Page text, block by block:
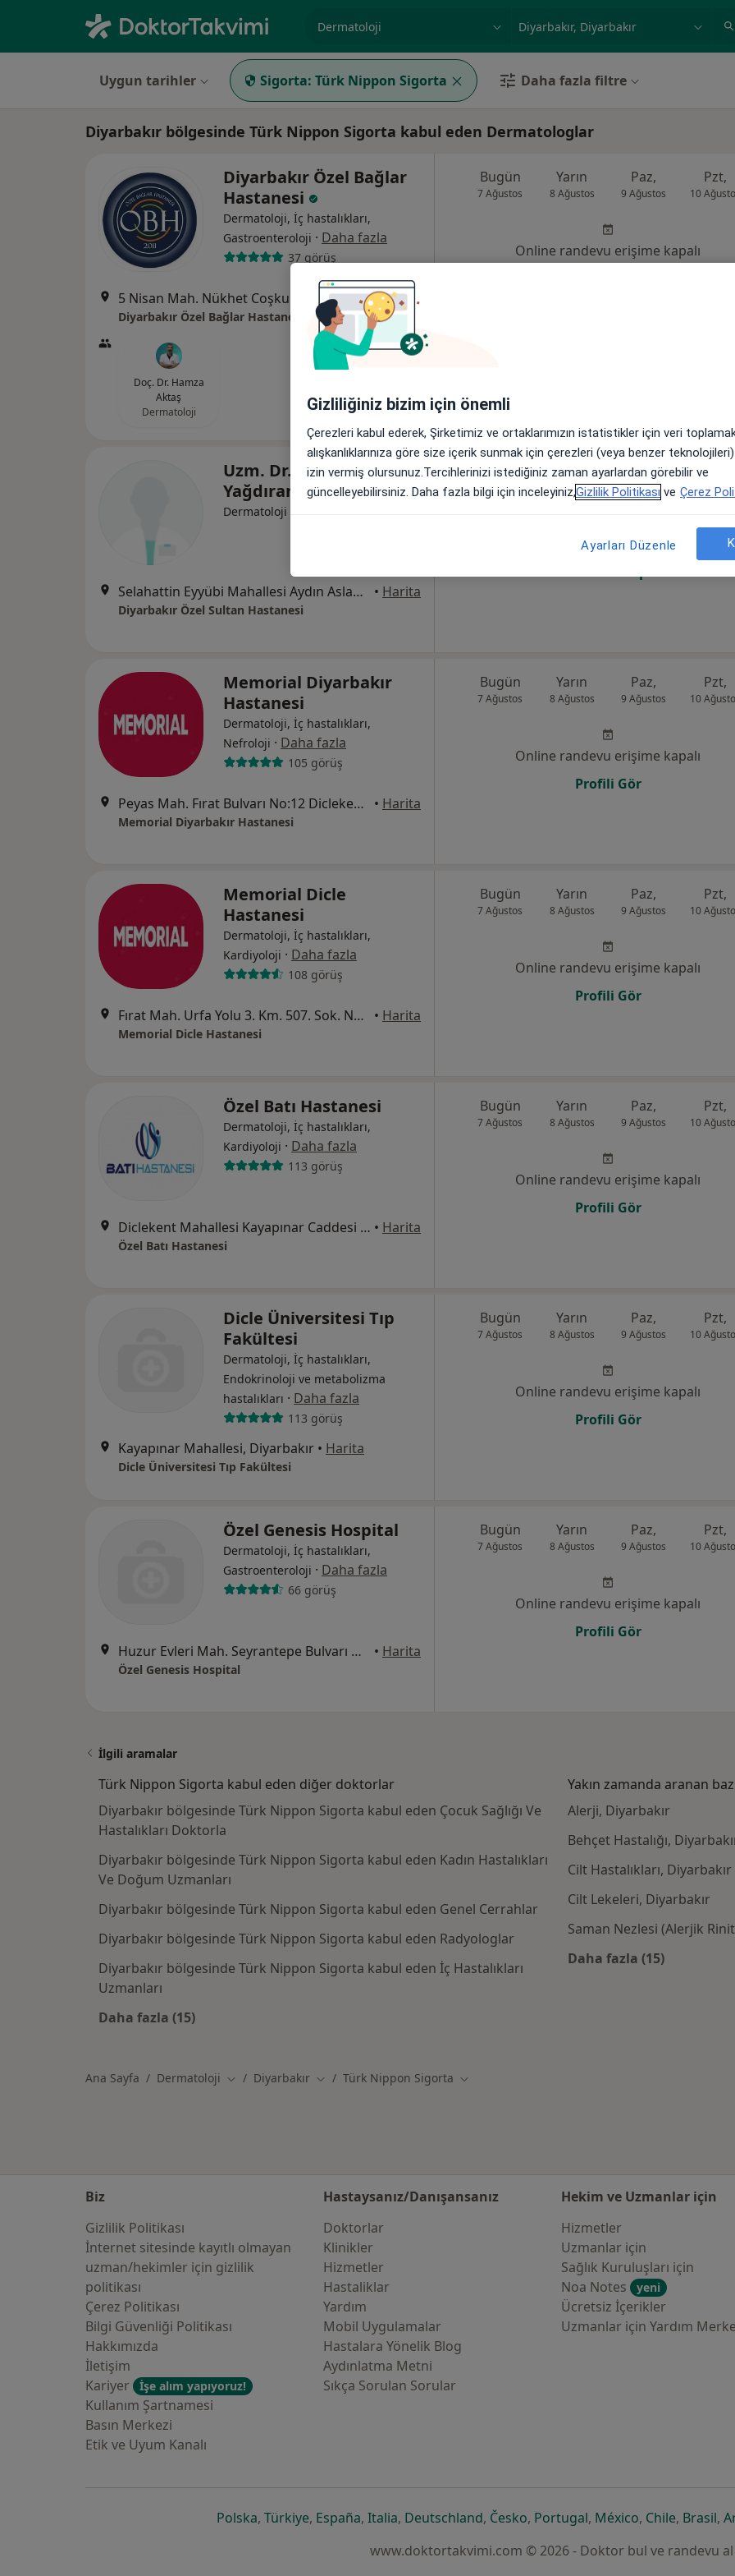
Uygun tarihler Sigorta: Türk Nippon Sigorta Daha fazla filtre
Diyarbakır bölgesinde Türk Nippon Sigorta kabul eden Dermatologlar
Diyarbakır Özel Bağlar
Hastanesi
Dermatoloji, İç hastalıkları,
Gastroenteroloji · Daha fazla
37 görüş
5 Nisan Mah. Nükhet Coşkun Cad. Bağlar, Diyarbakır •Harita
Diyarbakır Özel Bağlar Hastanesi
Doç. Dr. Hamza
Aktaş
Dermatoloji
Bugün
7 Ağustos
Yarın
8 Ağustos
Paz,
9 Ağustos
Pzt,
10
Online randevu erişime kapalı
Uzm. Dr. Özgür
Yağdıran Düzgün
Dermatoloji
Selahattin Eyyübi Mahallesi Aydın Aslan Bulvarı No:50, Bağlar • Harita
Diyarbakır Özel Sultan Hastanesi
Bugün
7 Ağustos
Yarın
8 Ağustos
Paz,
9 Ağustos
Pzt,
10
Online randevu erişime kapalı
Memorial Diyarbakır
Hastanesi
Dermatoloji, İç hastalıkları,
Nefroloji · Daha fazla
105 görüş
Peyas Mah. Fırat Bulvarı No:12 Diclekent/Kayapınar, Diyarbakır • Harita
Memorial Diyarbakır Hastanesi
Bugün
7 Ağustos
Yarın
8 Ağustos
Paz,
9 Ağustos
Pzt,
10
Online randevu erişime kapalı
Profili Gör
Memorial Dicle
Hastanesi
Dermatoloji, İç hastalıkları,
Kardiyoloji · Daha fazla
108 görüş
Fırat Mah. Urfa Yolu 3. Km. 507. Sok. No: 150, Diyarbakır • Harita
Memorial Dicle Hastanesi
Bugün
7 Ağustos
Yarın
8 Ağustos
Paz,
9 Ağustos
Pzt,
10
Online randevu erişime kapalı
Profili Gör
Özel Batı Hastanesi
Dermatoloji, İç hastalıkları,
Kardiyoloji · Daha fazla
113 görüş
Diclekent Mahallesi Kayapınar Caddesi No:80, Kayapınar • Harita
Özel Batı Hastanesi
Bugün
7 Ağustos
Yarın
8 Ağustos
Paz,
9 Ağustos
Pzt,
10
Online randevu erişime kapalı
Profili Gör
Dicle Üniversitesi Tıp
Fakültesi
Dermatoloji, İç hastalıkları,
Endokrinoloji ve metabolizma
hastalıkları · Daha fazla
113 görüş
Kayapınar Mahallesi, Diyarbakır • Harita
Dicle Üniversitesi Tıp Fakültesi
Bugün
7 Ağustos
Yarın
8 Ağustos
Paz,
9 Ağustos
Pzt,
10
Online randevu erişime kapalı
Profili Gör
Özel Genesis Hospital
Dermatoloji, İç hastalıkları,
Gastroenteroloji · Daha fazla
66 görüş
Huzur Evleri Mah. Seyrantepe Bulvarı No:18, Kayapınar • Harita
Özel Genesis Hospital
Bugün
7 Ağustos
Yarın
8 Ağustos
Paz,
9 Ağustos
Pzt,
10
Online randevu erişime kapalı
Profili Gör
İlgili aramalar
Türk Nippon Sigorta kabul eden diğer doktorlar
Diyarbakır bölgesinde Türk Nippon Sigorta kabul eden Çocuk Sağlığı Ve
Hastalıkları Doktorla
Diyarbakır bölgesinde Türk Nippon Sigorta kabul eden Kadın Hastalıkları
Ve Doğum Uzmanları
Diyarbakır bölgesinde Türk Nippon Sigorta kabul eden Genel Cerrahlar
Diyarbakır bölgesinde Türk Nippon Sigorta kabul eden Radyologlar
Diyarbakır bölgesinde Türk Nippon Sigorta kabul eden İç Hastalıkları
Uzmanları
Daha fazla (15)
Yakın zamanda aranan
Alerji, Diyarbakır
Behçet Hastalığı,
Cilt Hastalıkları, Diyarbakır
Cilt Lekeleri, Diyarbakır
Saman Nezlesi (Alerjik
Daha fazla (15)
Ana Sayfa Dermatoloji Şehir değiştir
Diyarbakır Şehir değiştir
Türk Nippon Sigorta Şehir değiştir
Biz
Gizlilik Politikası
İnternet sitesinde kayıtlı olmayan
uzman/hekimler i̇çin gizlilik
politikası
Çerez Politikası
Bilgi Güvenliği Politikası
Hakkımızda
İletişim
Kariyer
İşe alım yapıyoruz!
Kullanım Şartnamesi
Basın Merkezi
Etik ve Uyum Kanalı
Hastaysanız/Danışansanız
Doktorlar
Klinikler
Hizmetler
Hastaliklar
Yardım
Mobil Uygulamalar
Hastalara Yönelik Blog
Aydınlatma Metni
Sıkça Sorulan Sorular
Hekim ve Uzmanlar için
Hizmetler
Uzmanlar için
Sağlık Kuruluşları için
Noa Notes
yeni
Ücretsiz İçerikler
Uzmanlar için Yardım
Polskayeni bir sekmede açılır
, Türkiyeyeni bir sekmede açılır
, Españayeni bir sekmede açılır
, Italiayeni bir sekmede açılır
, Deutschlandyeni bir sekmede açılır
, Českoyeni bir sekmede açılır
, Portugalyeni bir sekmede açılır
, Méxicoyeni bir
, Chileyeni bir
, Brasil,
www.doktortakvimi.com © 2026 - Doktor bul ve randevu al
Gizliliğiniz bizim için önemli
Çerezleri kabul ederek, Şirketimiz ve ortaklarımızın istatistikler için veri
alışkanlıklarınıza göre size içerik sunmak için çerezleri (veya benzer
izin vermiş olursunuz.Tercihlerinizi istediğiniz zaman ayarlardan görebilir ve
güncelleyebilirsiniz. Daha fazla bilgi için inceleyiniz,Gizlilik Politikası ve Çerez
Ayarları Düzenle